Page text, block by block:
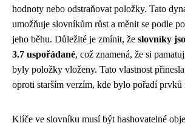
hodnoty nebo odstraňovat položky. Tato
umožňuje slovníkům růst a měnit se podle
jeho běhu. Důležité je zmínit, že slovníky
3.7 uspořádané, což znamená, že si
byly položky vloženy. Tato vlastnost
oproti starším verzím, kde bylo pořadí prvků
Klíče ve slovníku musí být hashovatelné